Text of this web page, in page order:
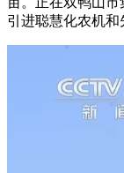
引进聪慧化农机和